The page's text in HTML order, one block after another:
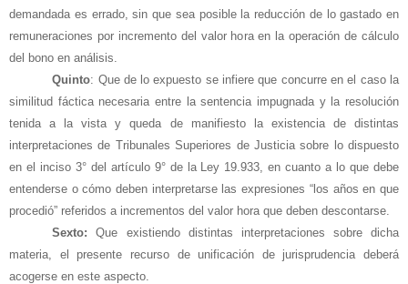
demandada es errado, sin que sea posible la reducción de lo gastado en
remuneraciones por incremento del valor hora en la operación de cálculo
del bono en análisis.
Quinto: Que de lo expuesto se infiere que concurre en el caso la
similitud fáctica necesaria entre la sentencia impugnada y la resolución
tenida a la vista y queda de manifiesto la existencia de distintas
interpretaciones de Tribunales Superiores de Justicia sobre lo dispuesto
en el inciso 3° del artículo 9° de la Ley 19.933, en cuanto a lo que debe
entenderse o cómo deben interpretarse las expresiones “los años en que
procedió” referidos a incrementos del valor hora que deben descontarse.
Sexto:
Que existiendo distintas interpretaciones sobre dicha
materia, el presente recurso de unificación de jurisprudencia deberá
acogerse en este aspecto.